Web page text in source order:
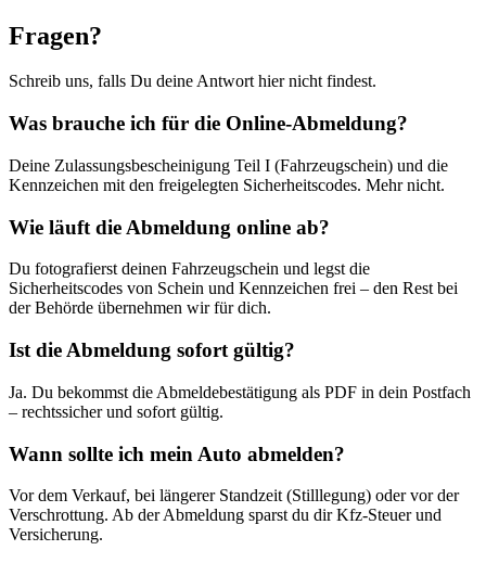
Fragen?
Schreib uns, falls Du deine Antwort hier nicht findest.
Was brauche ich für die Online-Abmeldung?
Deine Zulassungsbescheinigung Teil I (Fahrzeugschein) und die
Kennzeichen mit den freigelegten Sicherheitscodes. Mehr nicht.
Wie läuft die Abmeldung online ab?
Du fotografierst deinen Fahrzeugschein und legst die
Sicherheitscodes von Schein und Kennzeichen frei – den Rest bei
der Behörde übernehmen wir für dich.
Ist die Abmeldung sofort gültig?
Ja. Du bekommst die Abmeldebestätigung als PDF in dein Postfach
– rechtssicher und sofort gültig.
Wann sollte ich mein Auto abmelden?
Vor dem Verkauf, bei längerer Standzeit (Stilllegung) oder vor der
Verschrottung. Ab der Abmeldung sparst du dir Kfz-Steuer und
Versicherung.